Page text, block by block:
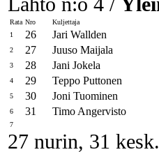
Rata Nro Kuljettaja
1
26 Jari Wallden
2 27 Juuso Maijala
3 28 Jani Jokela
4 29 Teppo Puttonen
5 30 Joni Tuominen
6 31 Timo Angervisto
7
27 nurin, 31